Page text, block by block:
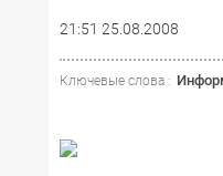
21:51 25.08.2008
Ключевые слова :